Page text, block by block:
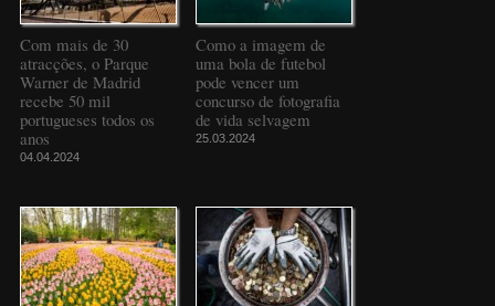
Com mais de 30
atracções, o Parque
Warner de Madrid
recebe 50 mil
portugueses todos os
anos
04.04.2024
Como a imagem de
uma bola de futebol
pode vencer um
concurso de fotografia
de vida selvagem
25.03.2024